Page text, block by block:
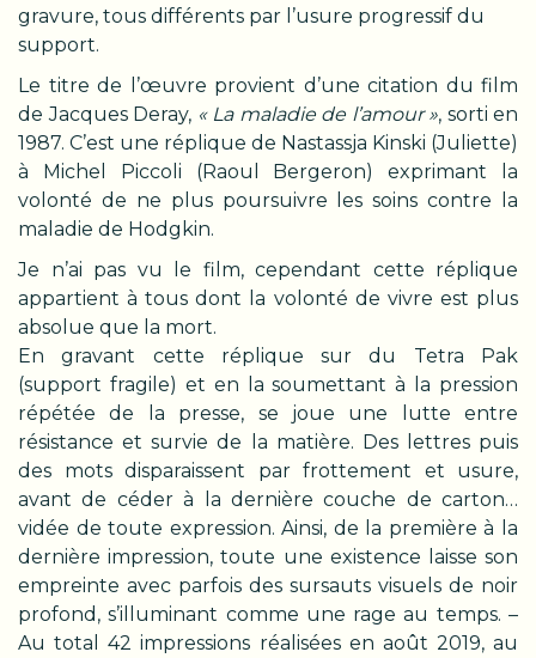
gravure, tous différents par l’usure progressif du
support.
Le titre de l’œuvre provient d’une citation du film
de Jacques Deray, « La maladie de l’amour », sorti en
1987. C’est une réplique de Nastassja Kinski (Juliette)
à Michel Piccoli (Raoul Bergeron) exprimant la
volonté de ne plus poursuivre les soins contre la
maladie de Hodgkin.
Je n’ai pas vu le film, cependant cette réplique
appartient à tous dont la volonté de vivre est plus
absolue que la mort.
En gravant cette réplique sur du Tetra Pak
(support fragile) et en la soumettant à la pression
répétée de la presse, se joue une lutte entre
résistance et survie de la matière. Des lettres puis
des mots disparaissent par frottement et usure,
avant de céder à la dernière couche de carton…
vidée de toute expression. Ainsi, de la première à la
dernière impression, toute une existence laisse son
empreinte avec parfois des sursauts visuels de noir
profond, s’illuminant comme une rage au temps. –
Au total 42 impressions réalisées en août 2019, au